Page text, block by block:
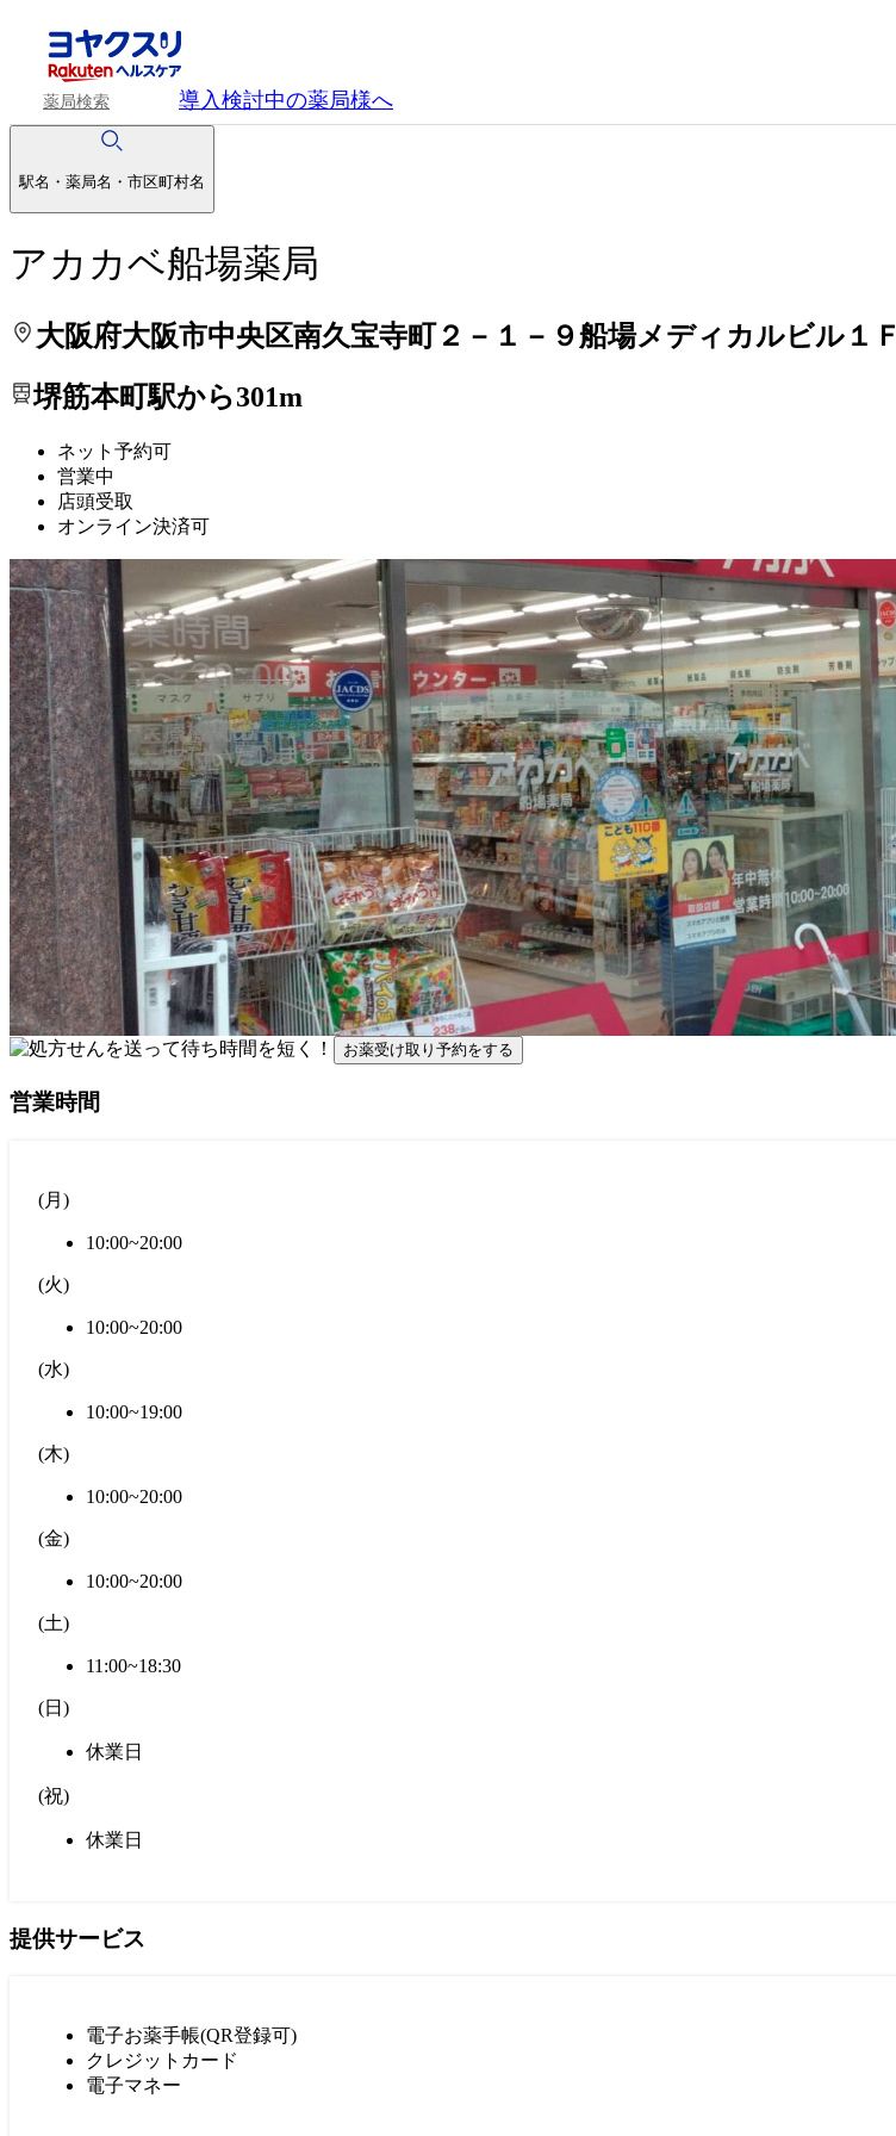
薬局検索 導入検討中の薬局様へ
駅名・薬局名・市区町村名
アカカベ船場薬局
大阪府大阪市中央区南久宝寺町２－１－９船場メディカルビル１Ｆ
堺筋本町駅から301m
ネット予約可
営業中
店頭受取
オンライン決済可
処方せんを送って待ち時間を短く！
お薬受け取り予約をする
営業時間
(月 )
10:00~20:00
(火)
10:00~20:00
(水)
10:00~19:00
(木)
10:00~20:00
(金)
10:00~20:00
(土)
11:00~18:30
(日 )
休業日
(祝)
休業日
提供サービス
電子お薬手帳(QR登録可)
クレジットカード
電子マネー
処方せんを送って待ち時間を短く！